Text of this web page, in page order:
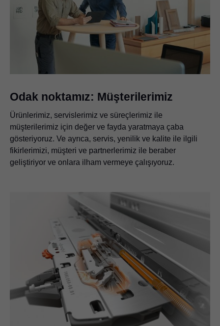
Odak noktamız: Müşterilerimiz
Ürünlerimiz, servislerimiz ve süreçlerimiz ile
müşterilerimiz için değer ve fayda yaratmaya çaba
gösteriyoruz. Ve ayrıca, servis, yenilik ve kalite ile ilgili
fikirlerimizi, müşteri ve partnerlerimiz ile beraber
geliştiriyor ve onlara ilham vermeye çalışıyoruz.